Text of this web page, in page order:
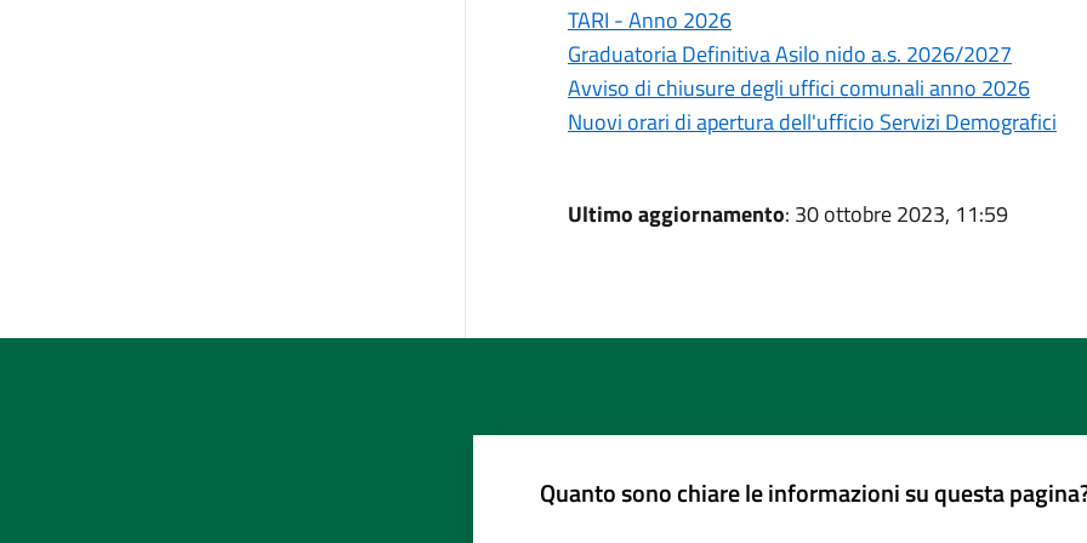
TARI - Anno 2026
Graduatoria Definitiva Asilo nido a.s. 2026/2027
Avviso di chiusure degli uffici comunali anno 2026
Nuovi orari di apertura dell'ufficio Servizi Demografici
Ultimo aggiornamento: 30 ottobre 2023, 11:59
Quanto sono chiare le informazioni su questa